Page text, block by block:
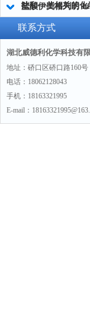
8“
法和一些相关的化
盐酸伊美格列明
联系方式
湖北威德利化学科技有
地址：硚口区硚口路160号
电话：18062128043
手机：18163321995
E-mail：